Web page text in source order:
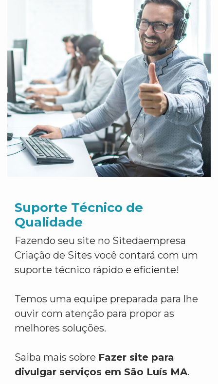
Suporte Técnico de
Qualidade
Fazendo seu site no Sitedaempresa
Criação de Sites você contará com um
suporte técnico rápido e eficiente!
Temos uma equipe preparada para lhe
ouvir com atenção para propor as
melhores soluções.
Saiba mais sobre Fazer site para
divulgar serviços em São Luís MA.